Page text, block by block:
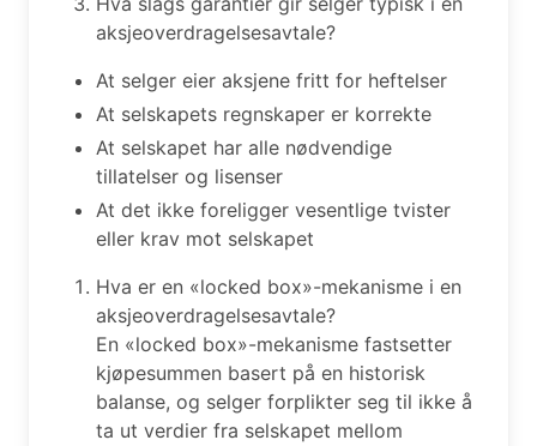
aksjeoverdragelsesavtale?
At selger eier aksjene fritt for heftelser
At selskapets regnskaper er korrekte
At selskapet har alle nødvendige
tillatelser og lisenser
At det ikke foreligger vesentlige tvister
eller krav mot selskapet
Hva er en «locked box»-mekanisme i en
aksjeoverdragelsesavtale?
En «locked box»-mekanisme fastsetter
kjøpesummen basert på en historisk
balanse, og selger forplikter seg til ikke å
ta ut verdier fra selskapet mellom